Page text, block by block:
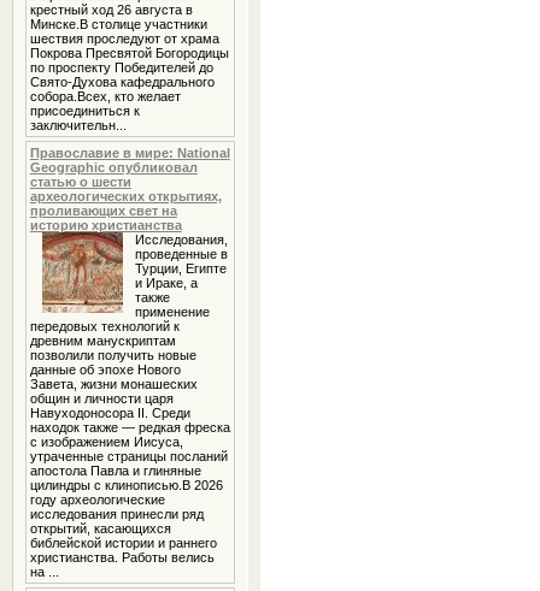
крестный ход 26 августа в
Минске.В столице участники
шествия проследуют от храма
Покрова Пресвятой Богородицы
по проспекту Победителей до
Свято-Духова кафедрального
собора.Всех, кто желает
присоединиться к
заключительн...
Православие в мире: National
Geographic опубликовал
статью о шести
археологических открытиях,
проливающих свет на
историю христианства
Исследования,
проведенные в
Турции, Египте
и Ираке, а
также
применение
передовых технологий к
древним манускриптам
позволили получить новые
данные об эпохе Нового
Завета, жизни монашеских
общин и личности царя
Навуходоносора II. Среди
находок также — редкая фреска
с изображением Иисуса,
утраченные страницы посланий
апостола Павла и глиняные
цилиндры с клинописью.В 2026
году археологические
исследования принесли ряд
открытий, касающихся
библейской истории и раннего
христианства. Работы велись
на ...